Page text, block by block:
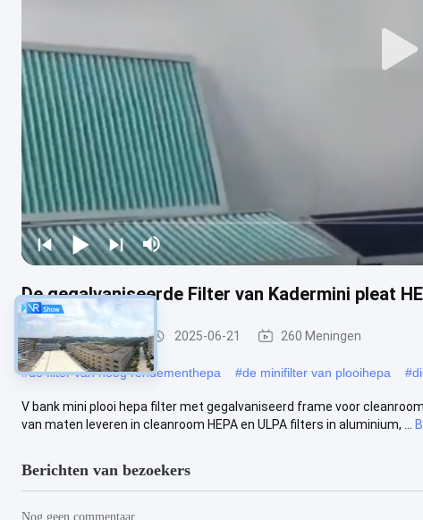
De gegalvaniseerde Filter van Kadermini pleat
HEPA-Luchtfilter 2025-06-21 260 Meningen
#de filter van hoog rendementhepa #de minifilter van plooihepa #
V bank mini plooi hepa filter met gegalvaniseerd frame voor
van maten leveren in cleanroom HEPA en ULPA filters in aluminium, ...
Berichten van bezoekers
Nog geen commentaar